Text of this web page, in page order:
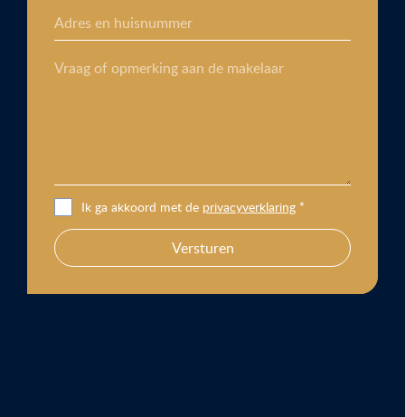
Adres en huisnummer
Vraag of opmerking aan de makelaar
Ik ga akkoord met de privacyverklaring *
Versturen